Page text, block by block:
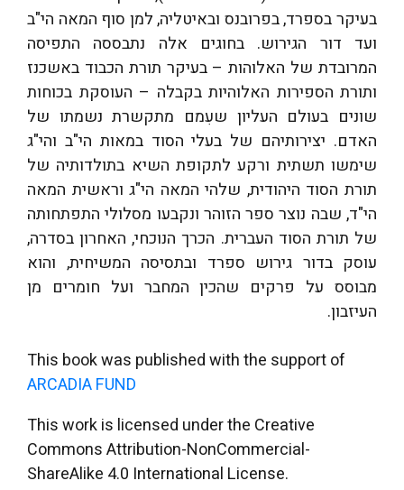
בעיקר בספרד, בפרובנס ובאיטליה, למן סוף המאה הי"ב
ועד דור הגירוש. בחוגים אלה נתבססה התפיסה
המרובדת של האלוהות – בעיקר תורת הכבוד באשכנז
ותורת הספירות האלוהיות בקבלה – העוסקת בכוחות
שונים בעולם העליון שעִמם מתקשרת נשמתו של
האדם. יצירותיהם של בעלי הסוד במאות הי"ב והי"ג
שימשו תשתית ורקע לתקופת השיא בתולדותיה של
תורת הסוד היהודית, שלהי המאה הי"ג וראשית המאה
הי"ד, שבה נוצר ספר הזוהר ונקבעו מסלולי התפתחותה
של תורת הסוד העברית. הכרך הנוכחי, האחרון בסדרה,
עוסק בדור גירוש ספרד ובתסיסה המשיחית, והוא
מבוסס על פרקים שהכין המחבר ועל חומרים מן
העיזבון.
This book was published with the support of
ARCADIA FUND
This work is licensed under the Creative
Commons Attribution-NonCommercial-
ShareAlike 4.0 International License.